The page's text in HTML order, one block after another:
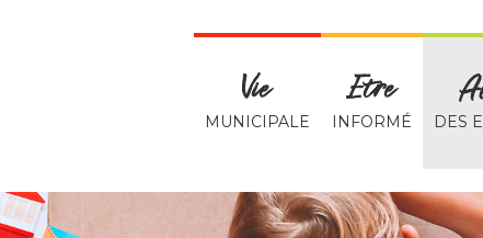
Vie
MUNICIPALE
Etre
INFORMÉ DES